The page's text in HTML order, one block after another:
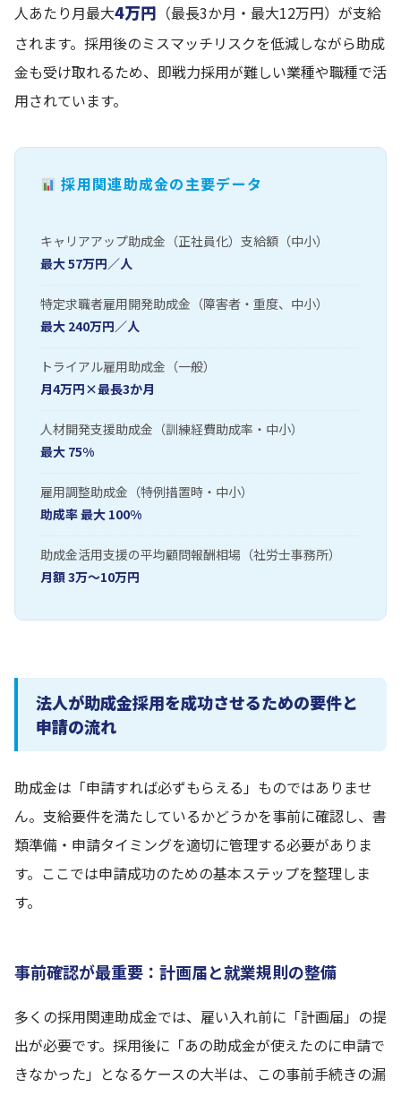
人あたり月最大4万円 （最長3か月・最大12万円）が支給
されます。採用後のミスマッチリスクを低減しながら助成
金も受け取れるため、即戦力採用が難しい業種や職種で活
用されています。
採用関連助成金の主要データ
キャリアアップ助成金（正社員化）支給額（中小）
最大 57万円／人
特定求職者雇用開発助成金（障害者・重度、中小）
最大 240万円／人
トライアル雇用助成金（一般）
月4万円×最長3か月
人材開発支援助成金（訓練経費助成率・中小）
最大 75%
雇用調整助成金（特例措置時・中小）
助成率 最大 100%
助成金活用支援の平均顧問報酬相場（社労士事務所）
月額 3万〜10万円
法人が助成金採用を成功させるための要件と
申請の流れ
助成金は「申請すれば必ずもらえる」ものではありませ
ん。支給要件を満たしているかどうかを事前に確認し、書
類準備・申請タイミングを適切に管理する必要がありま
す。ここでは申請成功のための基本ステップを整理しま
す。
事前確認が最重要：計画届と就業規則の整備
多くの採用関連助成金では、雇い入れ前に「計画届」の提
出が必要です。採用後に「あの助成金が使えたのに申請で
きなかった」となるケースの大半は、この事前手続きの漏